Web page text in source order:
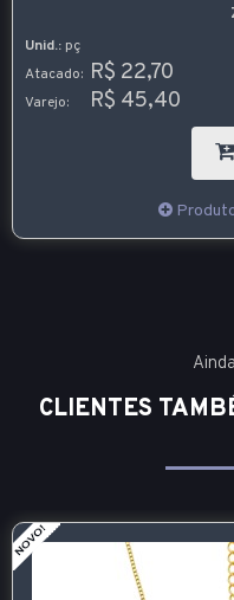
Unid.: pç
Atacado: R$ 22,70
Varejo: R$ 45,40
CLIENTES